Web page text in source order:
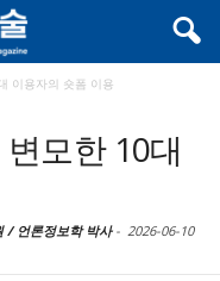
이용자의 숏폼 이용
모한 10대
/ 언론정보학 박사- 2026-06-10